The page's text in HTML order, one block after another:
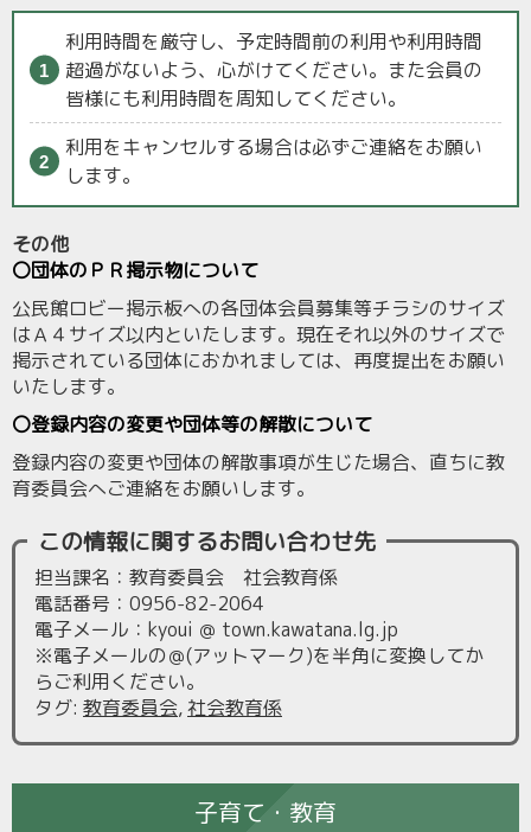
利用時間を厳守し、予定時間前の利用や利用時間
超過がないよう、心がけてください。また会員の
皆様にも利用時間を周知してください。
利用をキャンセルする場合は必ずご連絡をお願い
します。
その他
〇団体のＰＲ掲示物について
公民館ロビー掲示板への各団体会員募集等チラシのサイズ
はＡ４サイズ以内といたします。現在それ以外のサイズで
掲示されている団体におかれましては、再度提出をお願い
いたします。
〇登録内容の変更や団体等の解散について
登録内容の変更や団体の解散事項が生じた場合、直ちに教
育委員会へご連絡をお願いします。
この情報に関するお問い合わせ先
担当課名：教育委員会 社会教育係
電話番号：0956-82-2064
電子メール：kyoui ＠ town.kawatana.lg.jp
※電子メールの＠(アットマーク)を半角に変換してか
らご利用ください。
タグ: 教育委員会,社会教育係
子育て・教育